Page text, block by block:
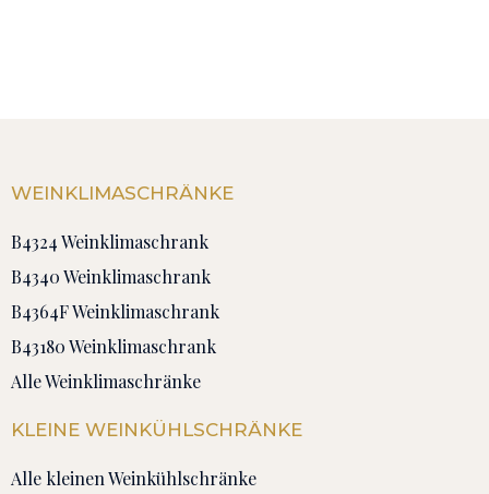
WEINKLIMASCHRÄNKE
B4324 Weinklimaschrank
B4340 Weinklimaschrank
B4364F Weinklimaschrank
B43180 Weinklimaschrank
Alle Weinklimaschränke
KLEINE WEINKÜHLSCHRÄNKE
Alle kleinen Weinkühlschränke